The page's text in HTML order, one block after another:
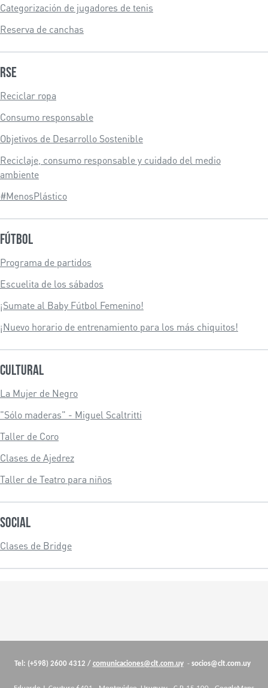
Categorización de jugadores de tenis
Reserva de canchas
RSE
Reciclar ropa
Consumo responsable
Objetivos de Desarrollo Sostenible
Reciclaje, consumo responsable y cuidado del medio
ambiente
#MenosPlástico
Fútbol
Programa de partidos
Escuelita de los sábados
¡Sumate al Baby Fútbol Femenino!
¡Nuevo horario de entrenamiento para los más chiquitos!
Cultural
La Mujer de Negro
"Sólo maderas" - Miguel Scaltritti
Taller de Coro
Clases de Ajedrez
Taller de Teatro para niños
Social
Clases de Bridge
Cuerpo
Tel: (+598) 2600 4312 / comunicaciones@clt.com.uy- socios@clt.com.uy